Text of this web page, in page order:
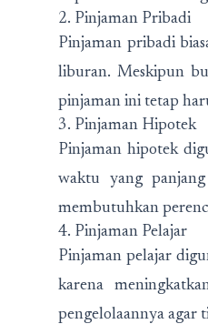
2. Pinjaman Pribadi
Pinjaman pribadi
liburan. Meskipun
pinjaman ini tetap
3. Pinjaman Hipotek
Pinjaman hipotek
waktu yang
membutuhkan
4. Pinjaman Pelajar
Pinjaman pelajar
karena
pengelolaannya agar